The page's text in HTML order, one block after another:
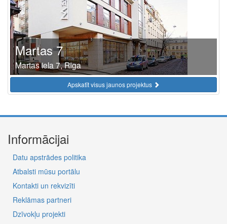
Martas 7
Martas iela 7, Rīga
Apskatīt visus jaunos projektus
Informācijai
Datu apstrādes politika
Atbalsti mūsu portālu
Kontakti un rekvizīti
Reklāmas partneri
Dzīvokļu projekti